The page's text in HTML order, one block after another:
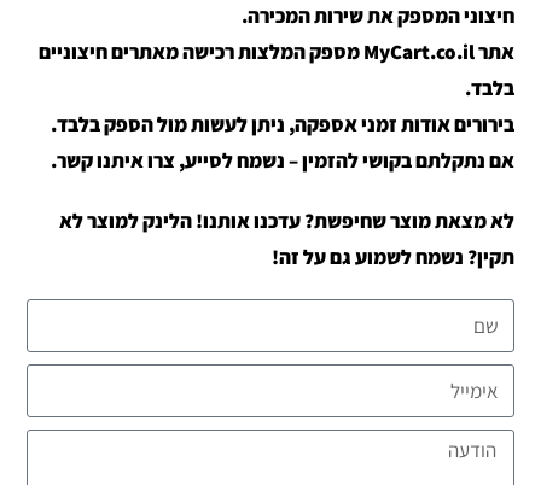
חיצוני המספק את שירות המכירה.
אתר MyCart.co.il מספק המלצות רכישה מאתרים חיצוניים
בלבד.
בירורים אודות זמני אספקה, ניתן לעשות מול הספק בלבד.
אם נתקלתם בקושי להזמין – נשמח לסייע, צרו איתנו קשר.
לא מצאת מוצר שחיפשת? עדכנו אותנו! הלינק למוצר לא
תקין? נשמח לשמוע גם על זה!